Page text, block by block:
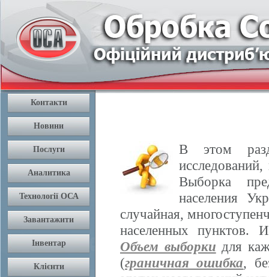
В этом
Выборка
населения
случайная,
населенных пунктов.
Объем выборки для
(граничная ошибка,